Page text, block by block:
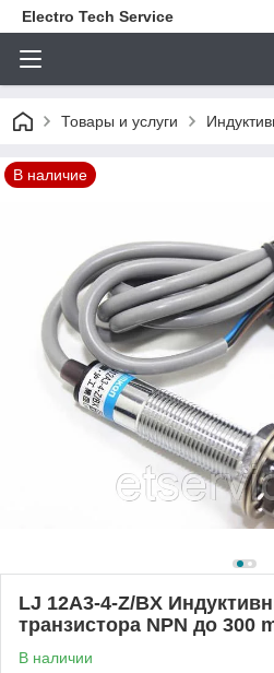
Electro Tech Service
Товары и услуги
В наличие
LJ 12A3-4-Z/BX
транзистора NPN до 300
В наличии